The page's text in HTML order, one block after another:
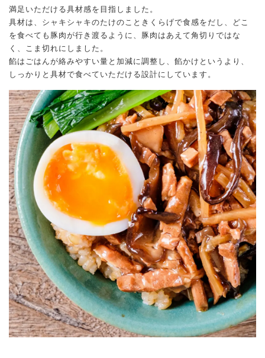
満足いただける具材感を目指しました。
具材は、シャキシャキのたけのこときくらげで食感をだし、どこ
を食べても豚肉が行き渡るように、豚肉はあえて角切りではな
く、こま切れにしました。
餡はごはんが絡みやすい量と加減に調整し、餡かけというより、
しっかりと具材で食べていただける設計にしています。